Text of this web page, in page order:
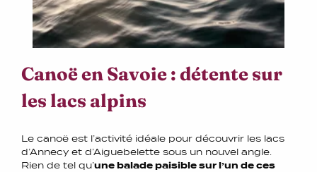
Canoë en Savoie : détente sur
les lacs alpins
Le canoë est l’activité idéale pour découvrir les lacs
d’Annecy et d’Aiguebelette sous un nouvel angle.
Rien de tel qu’une balade paisible sur l’un de ces